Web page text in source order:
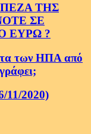
ΤΗΣ
ΣΕ
ΕΥΡΩ ?
των ΗΠΑ από
2020)